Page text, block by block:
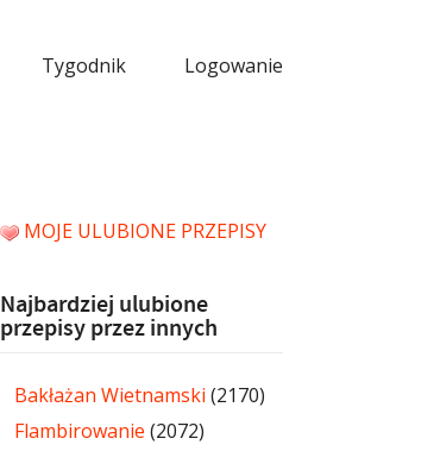
Tygodnik Logowanie
MOJE ULUBIONE PRZEPISY
Najbardziej ulubione
przepisy przez innych
Bakłażan Wietnamski (2170)
Flambirowanie (2072)